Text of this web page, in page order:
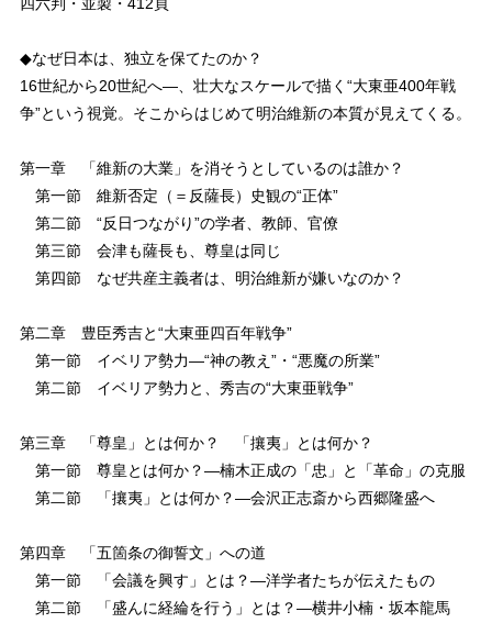
◆なぜ日本は、独立を保てたのか？
16世紀から20世紀へ―、壮大なスケールで描く“大東亜400年戦
争”という視覚。そこからはじめて明治維新の本質が見えてくる。
第一章 「維新の大業」を消そうとしているのは誰か？
第一節 維新否定（＝反薩長）史観の“正体”
第二節 “反日つながり”の学者、教師、官僚
第三節 会津も薩長も、尊皇は同じ
第四節 なぜ共産主義者は、明治維新が嫌いなのか？
第二章 豊臣秀吉と“大東亜四百年戦争”
第一節 イベリア勢力―“神の教え”・“悪魔の所業”
第二節 イベリア勢力と、秀吉の“大東亜戦争”
第三章 「尊皇」とは何か？ 「攘夷」とは何か？
第一節 尊皇とは何か？―楠木正成の「忠」と「革命」の克服
第二節 「攘夷」とは何か？―会沢正志斎から西郷隆盛へ
第四章 「五箇条の御誓文」への道
第一節 「会議を興す」とは？―洋学者たちが伝えたもの
第二節 「盛んに経綸を行う」とは？―横井小楠・坂本龍馬